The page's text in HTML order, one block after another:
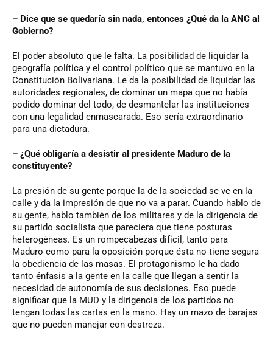
– Dice que se quedaría sin nada, entonces ¿Qué da la ANC al
Gobierno?
El poder absoluto que le falta. La posibilidad de liquidar la
geografía política y el control político que se mantuvo en la
Constitución Bolivariana. Le da la posibilidad de liquidar las
autoridades regionales, de dominar un mapa que no había
podido dominar del todo, de desmantelar las instituciones
con una legalidad enmascarada. Eso sería extraordinario
para una dictadura.
– ¿Qué obligaría a desistir al presidente Maduro de la
constituyente?
La presión de su gente porque la de la sociedad se ve en la
calle y da la impresión de que no va a parar. Cuando hablo de
su gente, hablo también de los militares y de la dirigencia de
su partido socialista que pareciera que tiene posturas
heterogéneas. Es un rompecabezas difícil, tanto para
Maduro como para la oposición porque ésta no tiene segura
la obediencia de las masas. El protagonismo le ha dado
tanto énfasis a la gente en la calle que llegan a sentir la
necesidad de autonomía de sus decisiones. Eso puede
significar que la MUD y la dirigencia de los partidos no
tengan todas las cartas en la mano. Hay un mazo de barajas
que no pueden manejar con destreza.